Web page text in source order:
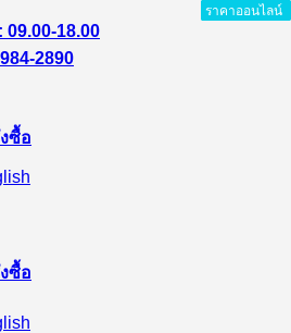
09.00-18.00
2890
ซื้อ
ซื้อ
ราคาออนไลน์
ราคาออนไลน์
ราคาออนไลน์
ราคาออนไลน์
ราคาออนไลน์
ราคาออนไลน์
ราคาออนไลน์